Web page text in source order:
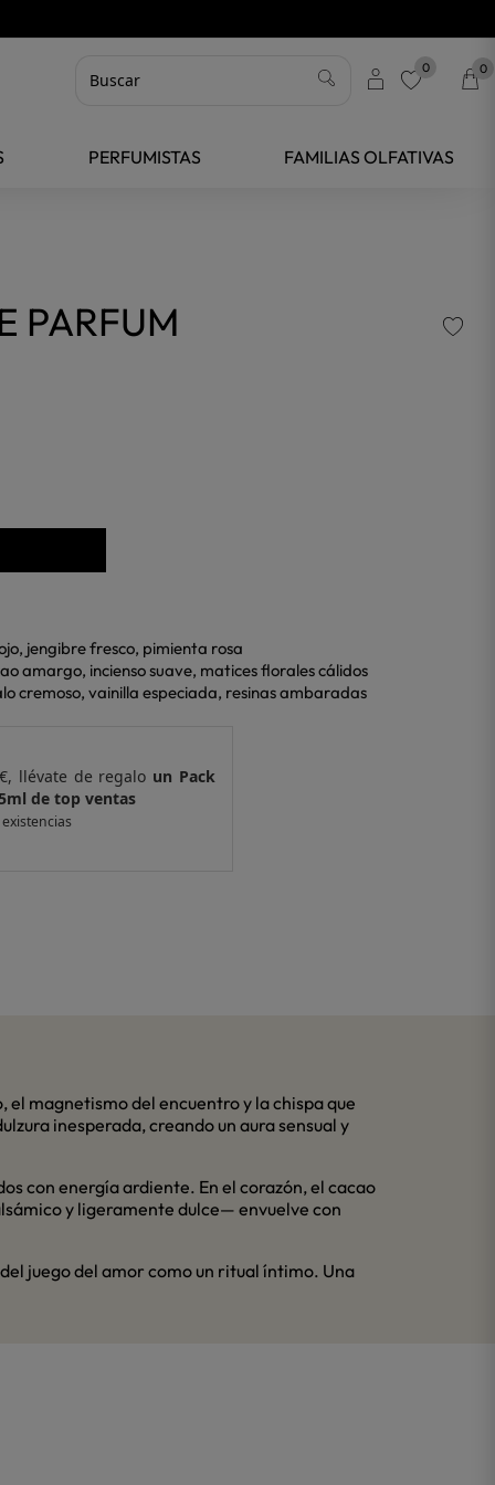
0 0
PERFUMISTAS FAMILIAS OLFATIVAS
PARFUM
jengibre fresco, pimienta rosa
amargo, incienso suave, matices florales cálidos
cremoso, vainilla especiada, resinas ambaradas
llévate de regalo un Pack
ventas
el magnetismo del encuentro y la chispa que
inesperada, creando un aura sensual y
con energía ardiente. En el corazón, el cacao
y ligeramente dulce— envuelve con
juego del amor como un ritual íntimo. Una